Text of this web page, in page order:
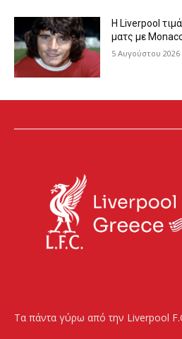
Η Liverpool
ματς με
5 Αυγούστου 2026
Τα πάντα γύρω από την Liverpool